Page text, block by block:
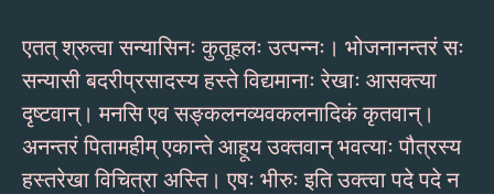
एतत् श्रुत्वा सन्यासिनः कुतूहलः उत्पन्नः। भोजनानन्तरं सः
सन्यासी बदरीप्रसादस्य हस्ते विद्यमानाः रेखाः आसक्त्या
दृष्टवान्। मनसि एव सङ्कलनव्यवकलनादिकं कृतवान्।
अनन्तरं पितामहीम् एकान्ते आहूय उक्तवान् भवत्याः पौत्रस्य
हस्तरेखा विचित्रा अस्ति। एषः भीरुः इति उक्त्वा पदे पदे न